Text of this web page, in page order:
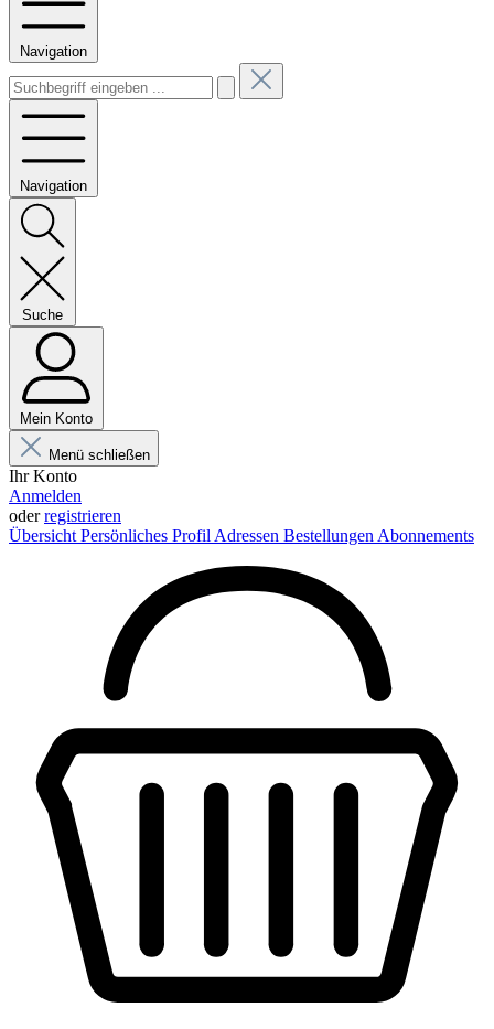
Navigation
Navigation
Suche
Mein Konto
Menü schließen
Ihr Konto
Anmelden
oderregistrieren
Übersicht Persönliches Profil Adressen Bestellungen Abonnements